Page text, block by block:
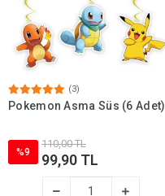
(3)
Pokemon Asma Süs (6 Adet)
%9
110,00 TL
99,90 TL